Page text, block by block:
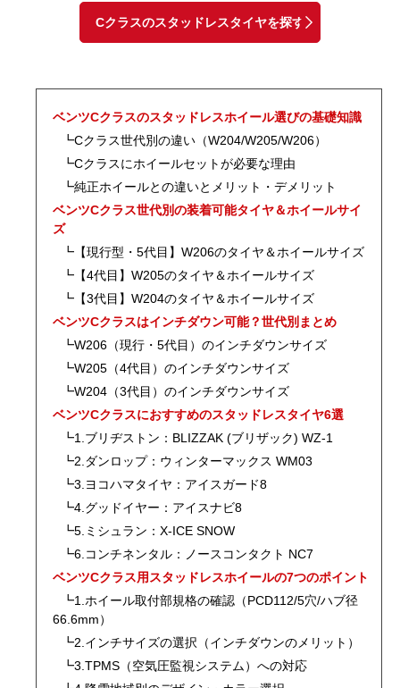
Cクラスのスタッドレスタイヤを探す
ベンツCクラスのスタッドレスホイール選びの基礎知識
┗Cクラス世代別の違い（W204/W205/W206）
┗Cクラスにホイールセットが必要な理由
┗純正ホイールとの違いとメリット・デメリット
ベンツCクラス世代別の装着可能タイヤ＆ホイールサイ
ズ
┗【現行型・5代目】W206のタイヤ＆ホイールサイズ
┗【4代目】W205のタイヤ＆ホイールサイズ
┗【3代目】W204のタイヤ＆ホイールサイズ
ベンツCクラスはインチダウン可能？世代別まとめ
┗W206（現行・5代目）のインチダウンサイズ
┗W205（4代目）のインチダウンサイズ
┗W204（3代目）のインチダウンサイズ
ベンツCクラスにおすすめのスタッドレスタイヤ6選
┗1.ブリヂストン：BLIZZAK (ブリザック) WZ-1
┗2.ダンロップ：ウィンターマックス WM03
┗3.ヨコハマタイヤ：アイスガード8
┗4.グッドイヤー：アイスナビ8
┗5.ミシュラン：X-ICE SNOW
┗6.コンチネンタル：ノースコンタクト NC7
ベンツCクラス用スタッドレスホイールの7つのポイント
┗1.ホイール取付部規格の確認（PCD112/5穴/ハブ径
66.6mm）
┗2.インチサイズの選択（インチダウンのメリット）
┗3.TPMS（空気圧監視システム）への対応